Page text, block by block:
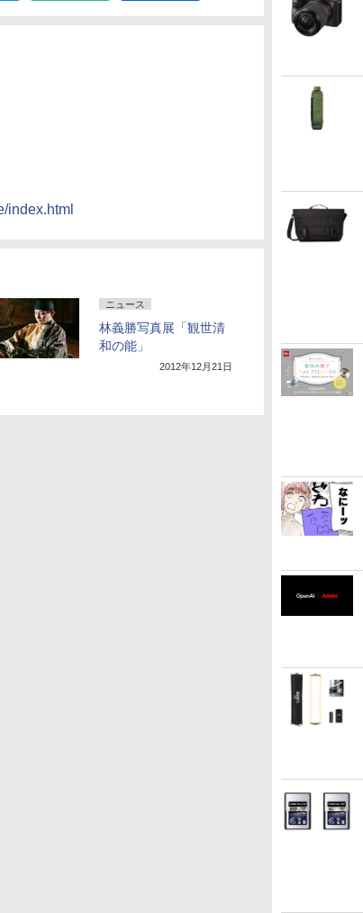
index.html
ニュース
林義勝写真展「観世清
和の能」
2012年12月21日